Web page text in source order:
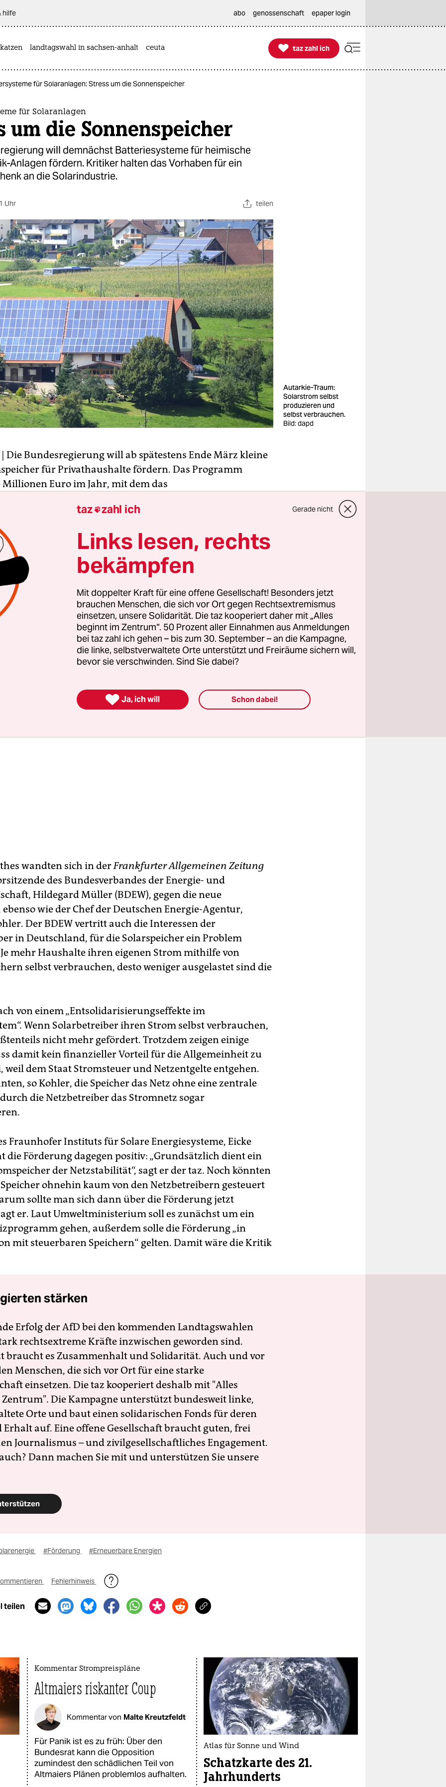
hilfe abo genossenschaft epaper login
katzen landtagswahl in sachsen-anhalt ceuta 
taz zahl ich
taz zahl ich
für Solaranlagen: Stress um die Sonnenspeicher
für Solaranlagen
um die Sonnenspeicher
will demnächst Batteriesysteme für heimische
Anlagen fördern. Kritiker halten das Vorhaben für ein
an die Solarindustrie.
Uhr teilen
Autarkie-Traum:
Solarstrom selbst
produzieren und
selbst verbrauchen.
Bild: dapd
| Die Bundesregierung will ab spätestens Ende März kleine
für Privathaushalte fördern. Das Programm
Euro im Jahr, mit dem das
finanzieren will. Bei einer Förderung von 2.000 bis
je Anlage reicht das Geld für rund 20.000 bis 25.000
Förderung soll nur für neu gebaute Solar-Anlagen gelten.
Felix Matthes, Energieexperte des Ökoinstituts und nicht
einer Lobbyorganisation, kritisiert das Vorhaben: „Das
mit der Photovoltaik-Industrie, um den Unternehmen
der Solarförderung zu versüßen“, sagt er der taz.
Peter Altmaier (CDU) hat das Programm am
Jahres im Bundesrat angekündigt, als die
die Solarförderung kürzte.
wandten sich in derFrankfurter Allgemeinen Zeitung
des Bundesverbandes der Energie- und
Hildegard Müller (BDEW), gegen die neue
wie der Chef der Deutschen Energie-Agentur,
Der BDEW vertritt auch die Interessen der
in Deutschland, für die Solarspeicher ein Problem
mehr Haushalte ihren eigenen Strom mithilfe von
selbst verbrauchen, desto weniger ausgelastet sind die
von einem „Entsolidarisierungseffekte im
Wenn Solarbetreiber ihren Strom selbst verbrauchen,
nicht mehr gefördert. Trotzdem zeigen einige
damit kein finanzieller Vorteil für die Allgemeinheit zu
weil dem Staat Stromsteuer und Netzentgelte entgehen.
so Kohler, die Speicher das Netz ohne eine zentrale
die Netzbetreiber das Stromnetz sogar
Fraunhofer Instituts für Solare Energiesysteme, Eicke
die Förderung dagegen positiv: „Grundsätzlich dient ein
der Netzstabilität“, sagt er der taz. Noch könnten
ohnehin kaum von den Netzbetreibern gesteuert
sollte man sich dann über die Förderung jetzt
er. Laut Umweltministerium soll es zunächst um ein
gehen, außerdem solle die Förderung „in
mit steuerbaren Speichern“ gelten. Damit wäre die Kritik
stärken
Erfolg der AfD bei den kommenden Landtagswahlen
rechtsextreme Kräfte inzwischen geworden sind.
braucht es Zusammenhalt und Solidarität. Auch und vor
Menschen, die sich vor Ort für eine starke
einsetzen. Die taz kooperiert deshalb mit "Alles
Die Kampagne unterstützt bundesweit linke,
Orte und baut einen solidarischen Fonds für deren
Erhalt auf. Eine offene Gesellschaft braucht guten, frei
Journalismus – und zivilgesellschaftliches Engagement.
Dann machen Sie mit und unterstützen Sie unsere
#Förderung #Erneuerbare Energien
Fehlerhinweis
teilen
Kommentar Strompreispläne
Altmaiers riskanter Coup
Kommentar von Malte Kreutzfeldt
Für Panik ist es zu früh: Über den
Bundesrat kann die Opposition
zumindest den schädlichen Teil von
Altmaiers Plänen problemlos aufhalten.
Atlas für Sonne und Wind
Schatzkarte des 21.
Jahrhunderts
taz zahl ich Gerade nicht
Links lesen, rechts
bekämpfen
Mit doppelter Kraft für eine offene Gesellschaft! Besonders jetzt
brauchen Menschen, die sich vor Ort gegen Rechtsextremismus
einsetzen, unsere Solidarität. Die taz kooperiert daher mit „Alles
beginnt im Zentrum“. 50 Prozent aller Einnahmen aus Anmeldungen
bei taz zahl ich gehen – bis zum 30. September – an die Kampagne,
die linke, selbstverwaltete Orte unterstützt und Freiräume sichern will,
bevor sie verschwinden. Sind Sie dabei?
 Ja, ich will Schon dabei!